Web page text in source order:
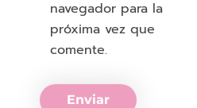
navegador para la
próxima vez que
comente.
Enviar